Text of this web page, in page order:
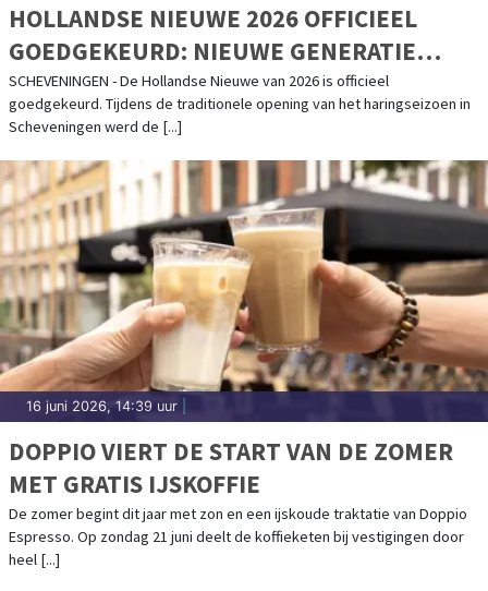
HOLLANDSE NIEUWE 2026 OFFICIEEL
GOEDGEKEURD: NIEUWE GENERATIE
GEEFT STARTSEIN VOOR HARINGSEIZOEN
SCHEVENINGEN - De Hollandse Nieuwe van 2026 is officieel
goedgekeurd. Tijdens de traditionele opening van het haringseizoen in
Scheveningen werd de [...]
16 juni 2026, 14:39 uur
DOPPIO VIERT DE START VAN DE ZOMER
MET GRATIS IJSKOFFIE
De zomer begint dit jaar met zon en een ijskoude traktatie van Doppio
Espresso. Op zondag 21 juni deelt de koffieketen bij vestigingen door
heel [...]